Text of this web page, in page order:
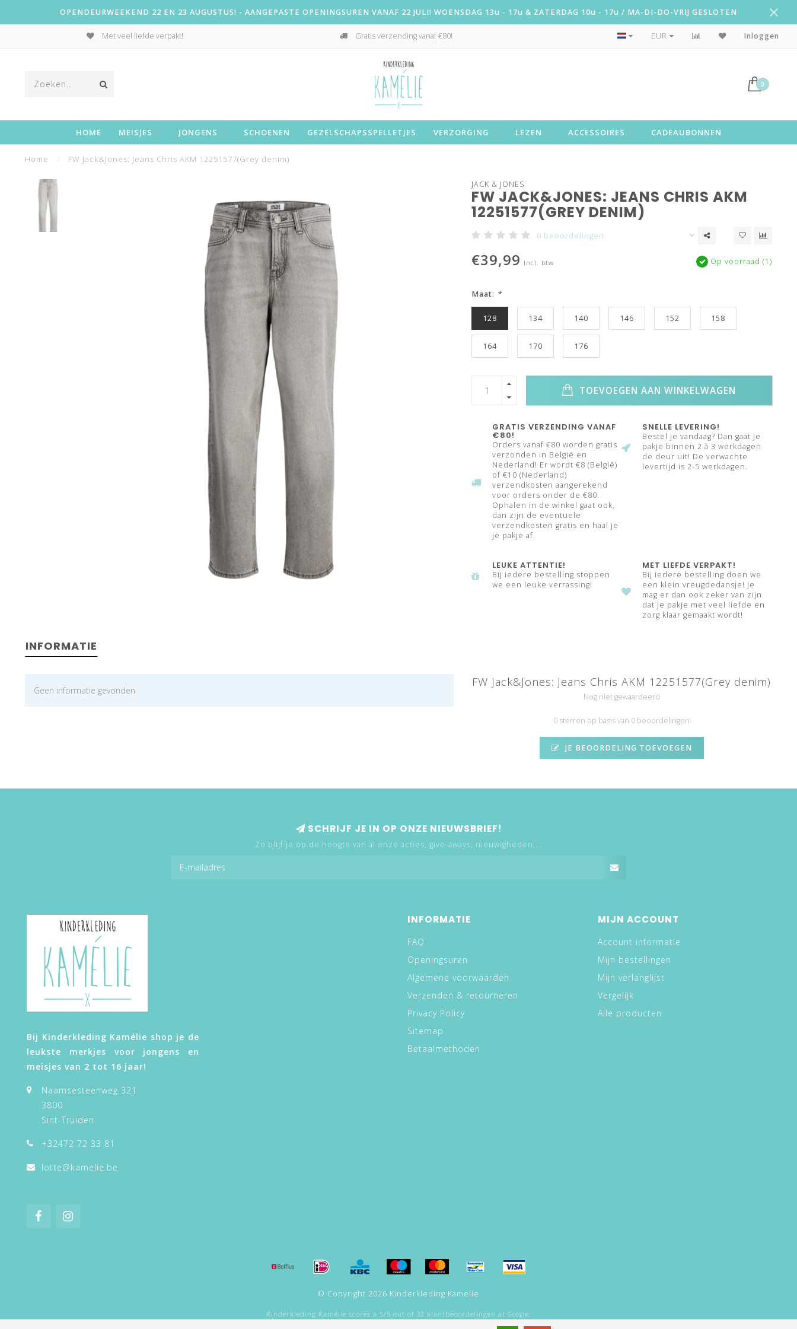
OPENDEURWEEKEND 22 EN 23 AUGUSTUS! - AANGEPASTE OPENINGSUREN VANAF 22 JULI! WOENSDAG 13u - 17u & ZATERDAG 10u - 17u / MA-DI-DO-VRIJ GESLOTEN
Met veel liefde verpakt! Gratis verzending vanaf €80! Snelle levering!
EUR Inloggen
0
HOME MEISJES JONGENS SCHOENEN GEZELSCHAPSSPELLETJES VERZORGING LEZEN ACCESSOIRES CADEAUBONNEN
Home FW Jack&Jones: Jeans Chris AKM 12251577(Grey denim)
JACK & JONES
FW JACK&JONES: JEANS CHRIS AKM
12251577(GREY DENIM)
0 beoordelingen
€39,99 Incl. btw Op voorraad (1)
Maat: *
128 134 140 146 152 158
164 170 176
TOEVOEGEN AAN WINKELWAGEN
GRATIS VERZENDING VANAF
€80!
Orders vanaf €80 worden gratis
verzonden in België en
Nederland! Er wordt €8 (België)
of €10 (Nederland)
verzendkosten aangerekend
voor orders onder de €80.
Ophalen in de winkel gaat ook,
dan zijn de eventuele
verzendkosten gratis en haal je
je pakje af.
SNELLE LEVERING!
Bestel je vandaag? Dan gaat je
pakje binnen 2 à 3 werkdagen
de deur uit! De verwachte
levertijd is 2-5 werkdagen.
LEUKE ATTENTIE!
Bij iedere bestelling stoppen
we een leuke verrassing!
MET LIEFDE VERPAKT!
Bij iedere bestelling doen we
een klein vreugdedansje! Je
mag er dan ook zeker van zijn
dat je pakje met veel liefde en
zorg klaar gemaakt wordt!
INFORMATIE
Geen informatie gevonden
FW Jack&Jones: Jeans Chris AKM 12251577(Grey denim)
Nog niet gewaardeerd
0 sterren op basis van 0 beoordelingen
JE BEOORDELING TOEVOEGEN
SCHRIJF JE IN OP ONZE NIEUWSBRIEF!
Zo blijf je op de hoogte van al onze acties, give-aways, nieuwigheden,...
Bij Kinderkleding Kamélie shop je de
leukste merkjes voor jongens en
meisjes van 2 tot 16 jaar!
Naamsesteenweg 321
3800
Sint-Truiden
+32472 72 33 81
lotte@kamelie.be
INFORMATIE
FAQ
Openingsuren
Algemene voorwaarden
Verzenden & retourneren
Privacy Policy
Sitemap
Betaalmethoden
MIJN ACCOUNT
Account informatie
Mijn bestellingen
Mijn verlanglijst
Vergelijk
Alle producten
© Copyright 2026 Kinderkleding Kamelie
Kinderkleding Kamélie scores a 5/5 out of 32 klantbeoordelingen at Google.